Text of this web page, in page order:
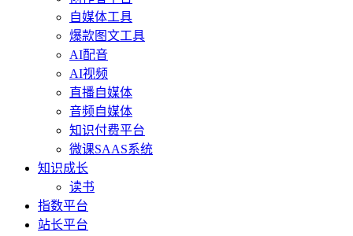
自媒体工具
爆款图文工具
AI配音
AI视频
直播自媒体
音频自媒体
知识付费平台
微课SAAS系统
知识成长
读书
指数平台
站长平台